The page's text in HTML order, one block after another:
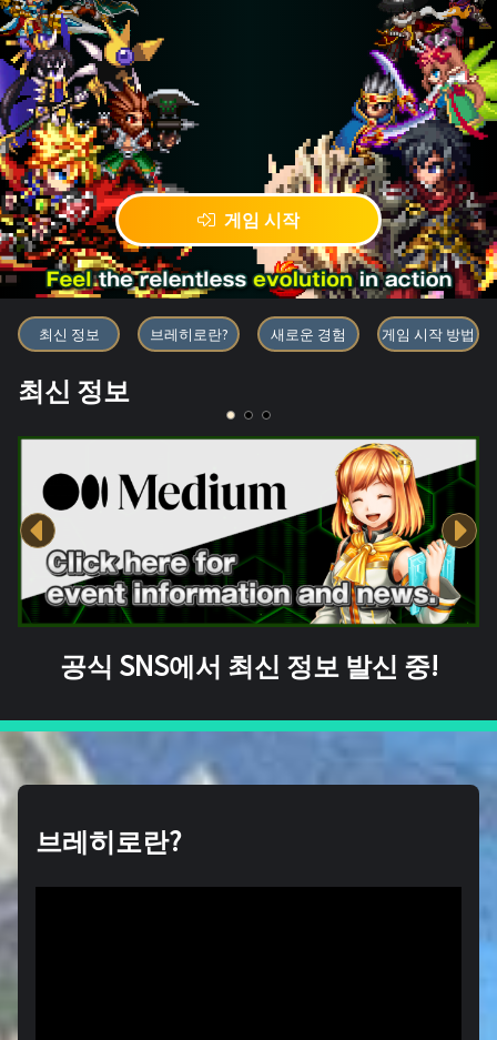
게임 시작
블록체인 게임 「BRAVE
최신 정보 브레히로란? 새로운 경험 게임 시작 방법
최신 정보
공식 SNS에서 최신 정보 발신 중!
브레히로란?